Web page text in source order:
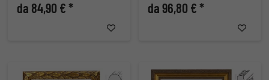
da 84,90 € * da 96,80 € *